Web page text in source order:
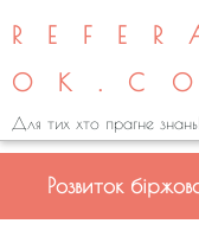
Для тих хто прагне знань!
Розвиток